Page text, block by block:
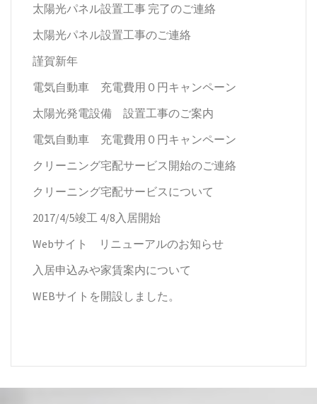
太陽光パネル設置工事 完了のご連絡
太陽光パネル設置工事のご連絡
謹賀新年
電気自動車 充電費用０円キャンペーン
太陽光発電設備 設置工事のご案内
電気自動車 充電費用０円キャンペーン
クリーニング宅配サービス開始のご連絡
クリーニング宅配サービスについて
2017/4/5竣工 4/8入居開始
Webサイト リニューアルのお知らせ
入居申込みや家賃案内について
WEBサイトを開設しました。